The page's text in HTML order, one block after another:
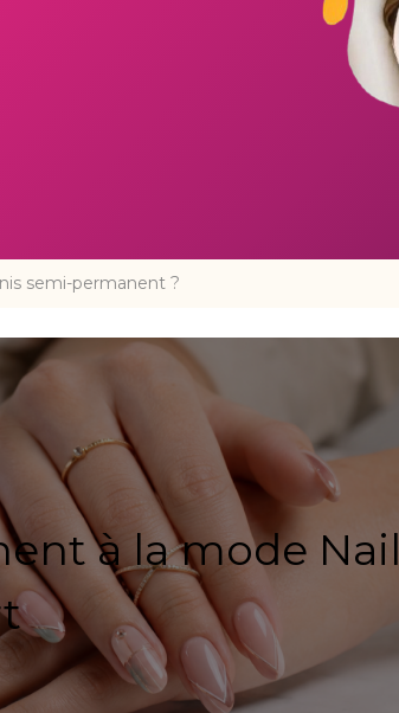
semi-permanent ?
à la mode Nail